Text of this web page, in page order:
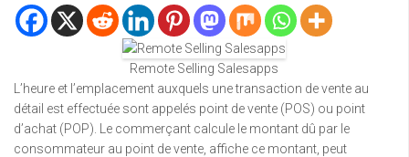
Remote Selling Salesapps
L’heure et l’emplacement auxquels une transaction de vente au
détail est effectuée sont appelés point de vente (POS) ou point
d’achat (POP). Le commerçant calcule le montant dû par le
consommateur au point de vente, affiche ce montant, peut